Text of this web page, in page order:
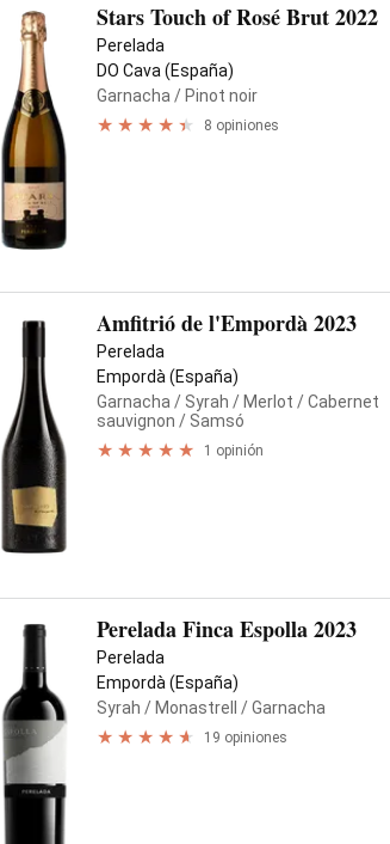
Stars Touch of Rosé Brut 2022
Perelada
DO Cava (España)
Garnacha / Pinot noir
8 opiniones
Amfitrió de l'Empordà 2023
Perelada
Empordà (España)
Garnacha / Syrah / Merlot / Cabernet
sauvignon / Samsó
1 opinión
Perelada Finca Espolla 2023
Perelada
Empordà (España)
Syrah / Monastrell / Garnacha
19 opiniones